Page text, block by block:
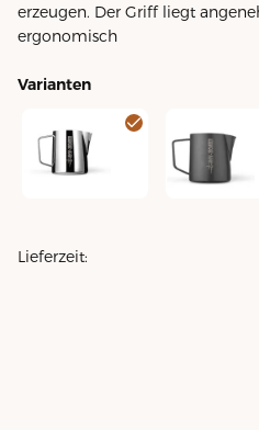
erzeugen. Der Griff liegt
ergonomisch
Varianten
Lieferzeit: